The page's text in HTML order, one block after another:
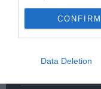
CONFIRM
Data Deletion